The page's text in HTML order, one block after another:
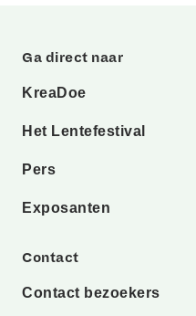
Ga direct naar
KreaDoe
Het Lentefestival
Pers
Exposanten
Contact
Contact bezoekers